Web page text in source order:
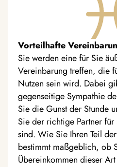
Vorteilhafte
Sie werden eine für Sie
Vereinbarung treffen, die
Nutzen sein wird. Dabei
gegenseitige Sympathie
Sie die Gunst der Stunde
Sie der richtige Partner
sind. Wie Sie Ihren Teil
bestimmt maßgeblich, ob
Übereinkommen dieser